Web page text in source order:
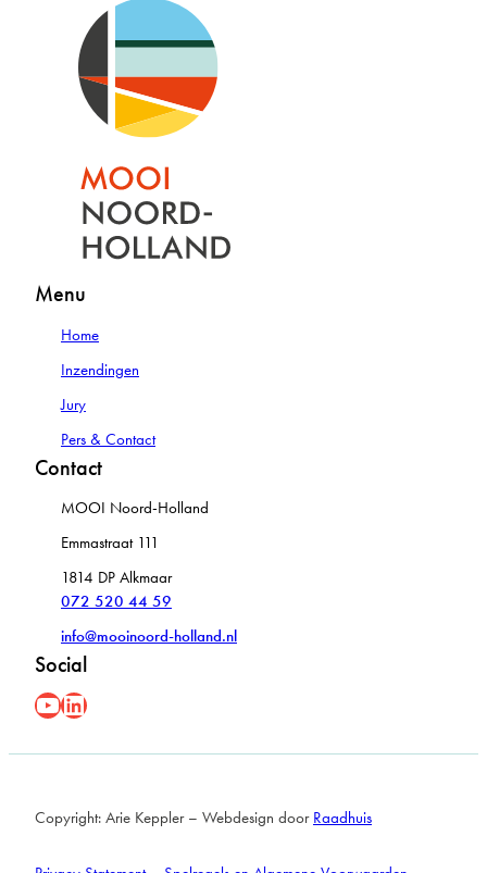
Menu
Home
Inzendingen
Jury
Pers & Contact
Contact
MOOI Noord-Holland
Emmastraat 111
1814 DP Alkmaar
072 520 44 59
info@mooinoord-holland.nl
Social
YouYube LinkedIn
Copyright: Arie Keppler – Webdesign door Raadhuis